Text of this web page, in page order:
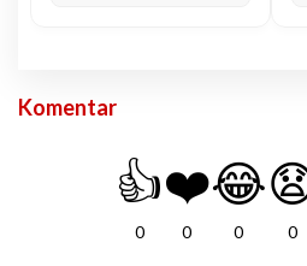
Komentar
👍
0
❤️
0
😂
0 0